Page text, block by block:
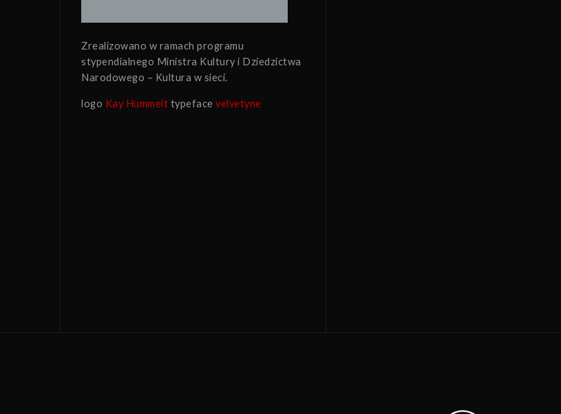
Zrealizowano w ramach programu
stypendialnego Ministra Kultury i Dziedzictwa
Narodowego – Kultura w sieci.
logo Kay Hummelt typeface velvetyne